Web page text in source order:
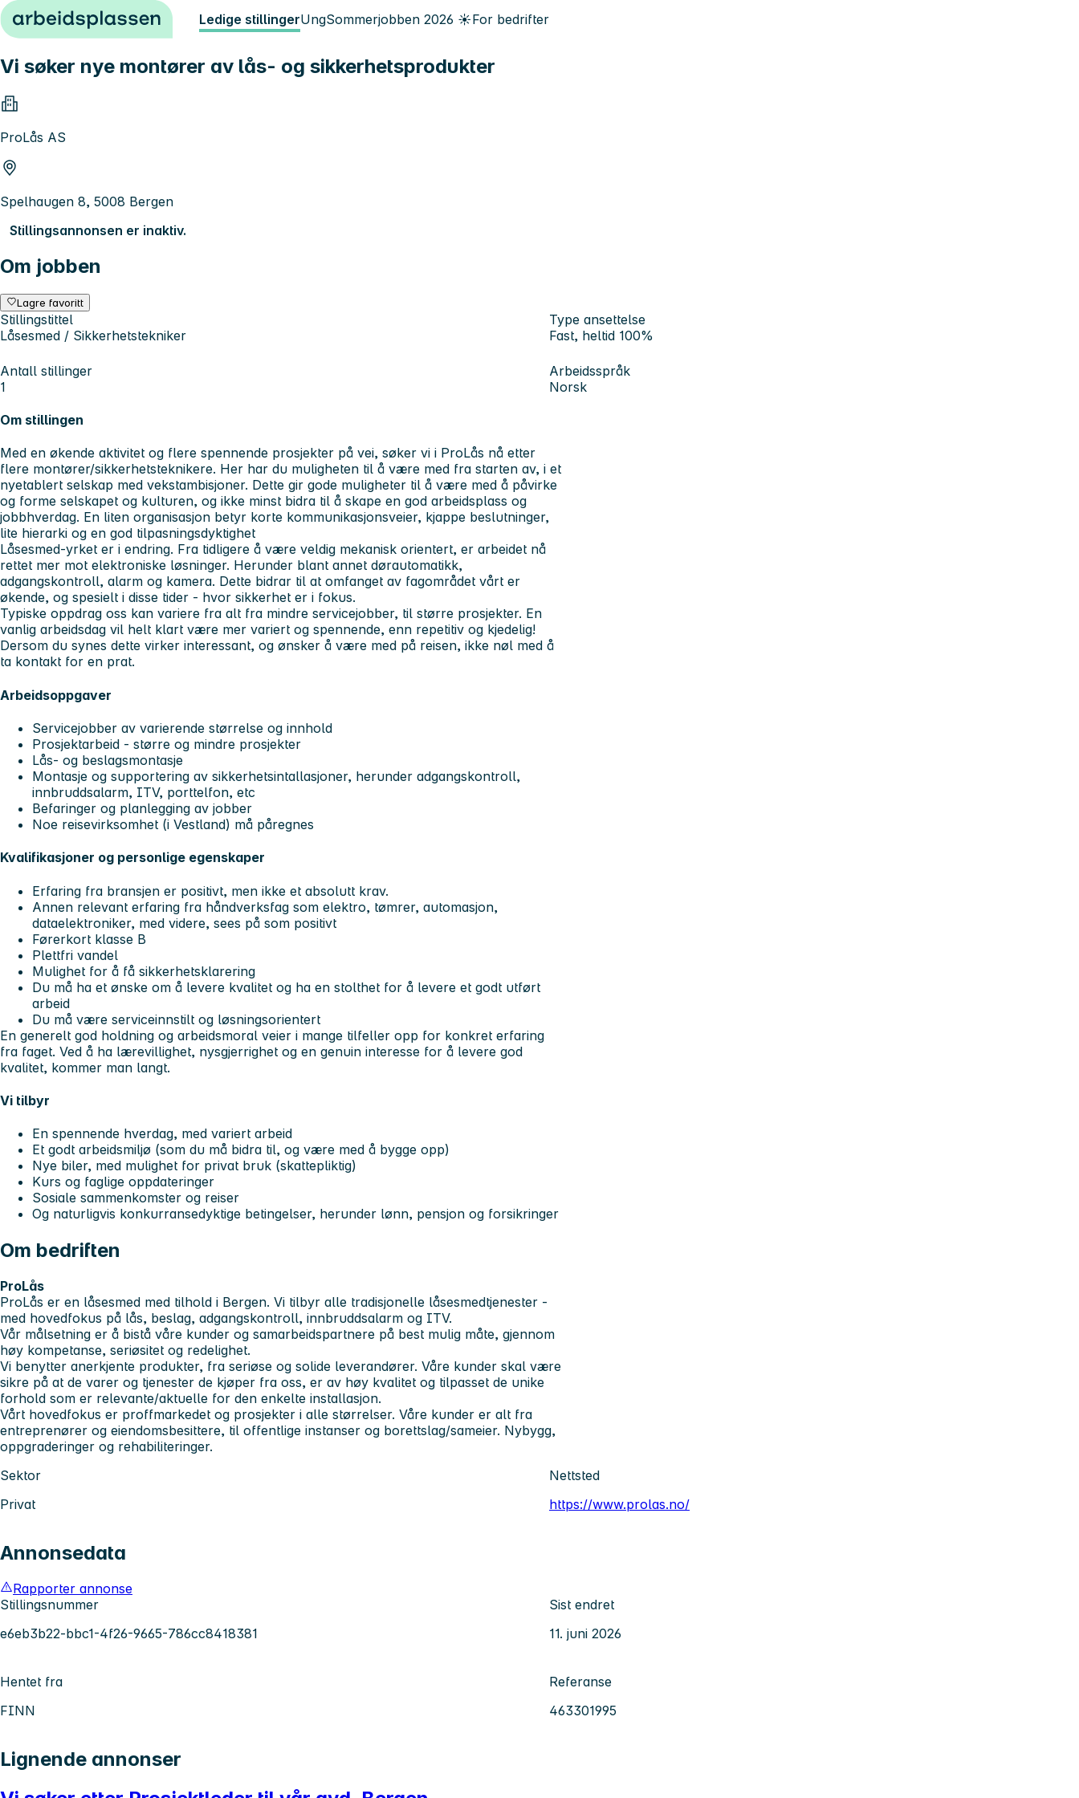
Hopp til innhold Ledige stillingerUngSommerjobben 2026 ☀️For bedrifter
Vi søker nye montører av lås- og sikkerhetsprodukter
ProLås AS
Spelhaugen 8, 5008 Bergen
Stillingsannonsen er inaktiv.
Om jobben
Lagre favoritt
Stillingstittel
Låsesmed / Sikkerhetstekniker
Type ansettelse
Fast, heltid 100%
Antall stillinger
1
Arbeidsspråk
Norsk
Om stillingen
Med en økende aktivitet og flere spennende prosjekter på vei, søker vi i ProLås nå etter
flere montører/sikkerhetsteknikere. Her har du muligheten til å være med fra starten av, i et
nyetablert selskap med vekstambisjoner. Dette gir gode muligheter til å være med å påvirke
og forme selskapet og kulturen, og ikke minst bidra til å skape en god arbeidsplass og
jobbhverdag. En liten organisasjon betyr korte kommunikasjonsveier, kjappe beslutninger,
lite hierarki og en god tilpasningsdyktighet
Låsesmed-yrket er i endring. Fra tidligere å være veldig mekanisk orientert, er arbeidet nå
rettet mer mot elektroniske løsninger. Herunder blant annet dørautomatikk,
adgangskontroll, alarm og kamera. Dette bidrar til at omfanget av fagområdet vårt er
økende, og spesielt i disse tider - hvor sikkerhet er i fokus.
Typiske oppdrag oss kan variere fra alt fra mindre servicejobber, til større prosjekter. En
vanlig arbeidsdag vil helt klart være mer variert og spennende, enn repetitiv og kjedelig!
Dersom du synes dette virker interessant, og ønsker å være med på reisen, ikke nøl med å
ta kontakt for en prat.
Arbeidsoppgaver
Servicejobber av varierende størrelse og innhold
Prosjektarbeid - større og mindre prosjekter
Lås- og beslagsmontasje
Montasje og supportering av sikkerhetsintallasjoner, herunder adgangskontroll,
innbruddsalarm, ITV, porttelfon, etc
Befaringer og planlegging av jobber
Noe reisevirksomhet (i Vestland) må påregnes
Kvalifikasjoner og personlige egenskaper
Erfaring fra bransjen er positivt, men ikke et absolutt krav.
Annen relevant erfaring fra håndverksfag som elektro, tømrer, automasjon,
dataelektroniker, med videre, sees på som positivt
Førerkort klasse B
Plettfri vandel
Mulighet for å få sikkerhetsklarering
Du må ha et ønske om å levere kvalitet og ha en stolthet for å levere et godt utført
arbeid
Du må være serviceinnstilt og løsningsorientert
En generelt god holdning og arbeidsmoral veier i mange tilfeller opp for konkret erfaring
fra faget. Ved å ha lærevillighet, nysgjerrighet og en genuin interesse for å levere god
kvalitet, kommer man langt.
Vi tilbyr
En spennende hverdag, med variert arbeid
Et godt arbeidsmiljø (som du må bidra til, og være med å bygge opp)
Nye biler, med mulighet for privat bruk (skattepliktig)
Kurs og faglige oppdateringer
Sosiale sammenkomster og reiser
Og naturligvis konkurransedyktige betingelser, herunder lønn, pensjon og forsikringer
Om bedriften
ProLås
ProLås er en låsesmed med tilhold i Bergen. Vi tilbyr alle tradisjonelle låsesmedtjenester -
med hovedfokus på lås, beslag, adgangskontroll, innbruddsalarm og ITV.
Vår målsetning er å bistå våre kunder og samarbeidspartnere på best mulig måte, gjennom
høy kompetanse, seriøsitet og redelighet.
Vi benytter anerkjente produkter, fra seriøse og solide leverandører. Våre kunder skal være
sikre på at de varer og tjenester de kjøper fra oss, er av høy kvalitet og tilpasset de unike
forhold som er relevante/aktuelle for den enkelte installasjon.
Vårt hovedfokus er proffmarkedet og prosjekter i alle størrelser. Våre kunder er alt fra
entreprenører og eiendomsbesittere, til offentlige instanser og borettslag/sameier. Nybygg,
oppgraderinger og rehabiliteringer.
Sektor
Privat
Nettsted
https://www.prolas.no/
Annonsedata
Rapporter annonse
Stillingsnummer
e6eb3b22-bbc1-4f26-9665-786cc8418381
Sist endret
11. juni 2026
Hentet fra
FINN
Referanse
463301995
Lignende annonser